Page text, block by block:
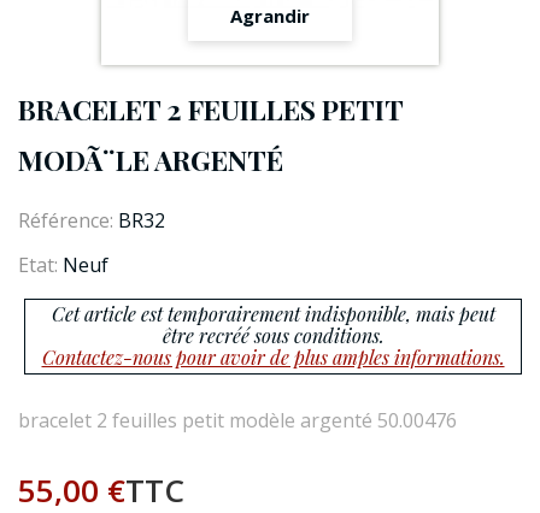
Agrandir
BRACELET 2 FEUILLES PETIT
MODÃ¨LE ARGENTÉ
Référence: BR32
Etat: Neuf
Cet article est temporairement indisponible, mais peut
être recréé sous conditions.
Contactez-nous pour avoir de plus amples informations.
bracelet 2 feuilles petit modèle argenté 50.00476
55,00 €TTC